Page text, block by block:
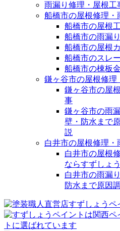
雨漏り修理・屋根工
船橋市の屋根修理・
船橋市の屋根
船橋市の雨漏
船橋市の屋根
船橋市のスレ
船橋市の棟板
鎌ヶ谷市の屋根修理
鎌ヶ谷市の屋
事
鎌ヶ谷市の雨
壁・防水まで
説
白井市の屋根修理・
白井市の屋根
ならすずしょ
白井市の雨漏
防水まで原因